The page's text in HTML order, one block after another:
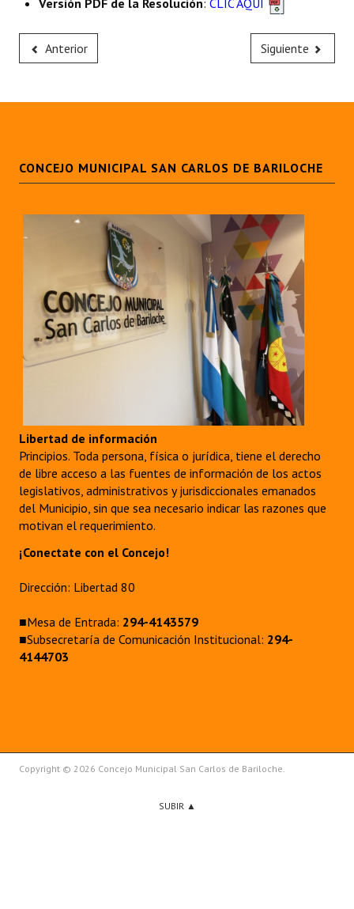
Versión PDF de la Resolución: CLIC AQUÍ
Anterior Siguiente
CONCEJO MUNICIPAL SAN CARLOS DE BARILOCHE
Libertad de información
Principios. Toda persona, física o jurídica, tiene el derecho
de libre acceso a las fuentes de información de los actos
legislativos, administrativos y jurisdiccionales emanados
del Municipio, sin que sea necesario indicar las razones que
motivan el requerimiento.
¡Conectate con el Concejo!
Dirección: Libertad 80
■Mesa de Entrada: 294-4143579
■Subsecretaría de Comunicación Institucional: 294-
4144703
Copyright © 2026 Concejo Municipal San Carlos de Bariloche.
SUBIR ▲